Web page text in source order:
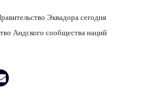
Эквадора сегодня
Андского сообщества наций